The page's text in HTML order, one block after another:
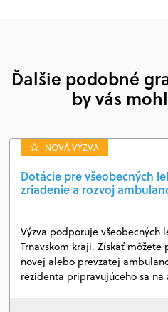
Ďalšie podobné
by vás
NOVÁ VÝZVA
Dotácie pre všeobecných
zriadenie a rozvoj
Výzva podporuje všeobecných
Trnavskom kraji. Získať môžete
novej alebo prevzatej
rezidenta pripravujúceho sa na